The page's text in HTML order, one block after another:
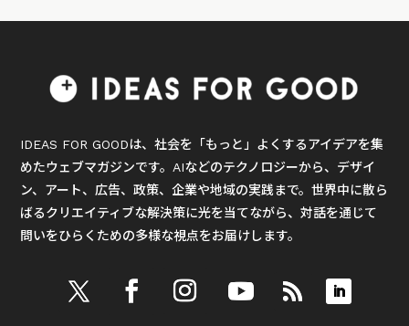
IDEAS FOR GOODは、社会を「もっと」よくするアイデアを集
めたウェブマガジンです。AIなどのテクノロジーから、デザイ
ン、アート、広告、政策、企業や地域の実践まで。世界中に散ら
ばるクリエイティブな解決策に光を当てながら、対話を通じて
問いをひらくための多様な視点をお届けします。